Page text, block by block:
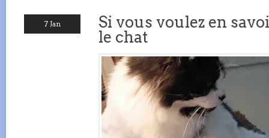
7 Jan
Si vous voulez en
le chat